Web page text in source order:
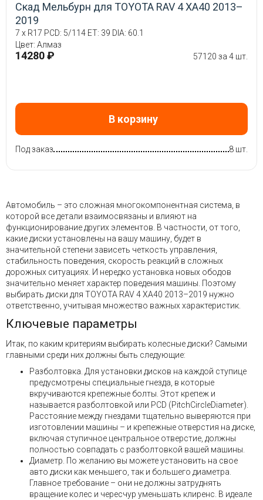
Скад Мельбурн для TOYOTA RAV 4 XA40 2013–
2019
7 x R17 PCD: 5/114 ET: 39 DIA: 60.1
Цвет: Алмаз
14280 ₽ 57120 за 4 шт.
В корзину
Под заказ 8 шт.
Автомобиль – это сложная многокомпонентная система, в
которой все детали взаимосвязаны и влияют на
функционирование других элементов. В частности, от того,
какие диски установлены на вашу машину, будет в
значительной степени зависеть четкость управления,
стабильность поведения, скорость реакций в сложных
дорожных ситуациях. И нередко установка новых ободов
значительно меняет характер поведения машины. Поэтому
выбирать диски для TOYOTA RAV 4 XA40 2013–2019 нужно
ответственно, учитывая множество важных характеристик.
Ключевые параметры
Итак, по каким критериям выбирать колесные диски? Самыми
главными среди них должны быть следующие:
Разболтовка. Для установки дисков на каждой ступице
предусмотрены специальные гнезда, в которые
вкручиваются крепежные болты. Этот крепеж и
называется разболтовкой или PCD (PitchCircleDiameter).
Расстояние между гнездами тщательно выверяются при
изготовлении машины – и крепежные отверстия на диске,
включая ступичное центральное отверстие, должны
полностью совпадать с разболтовкой вашей машины.
Диаметр. По желанию вы можете установить на свое
авто диски как меньшего, так и большего диаметра.
Главное требование – они не должны затруднять
вращение колес и чересчур уменьшать клиренс. В идеале